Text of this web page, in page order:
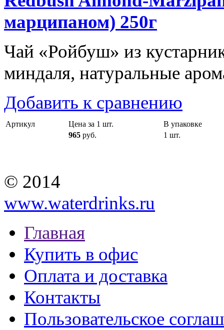
марципаном) 250г
Чай «Ройбуш» из
миндаля, натуральные
Добавить к сравнению
Артикул Цена за 1 шт.
В упаковке
965 руб. 1 шт.
© 2014
www.waterdrinks.ru
Главная
Купить в офис
Оплата и доставка
Контакты
Пользовательское